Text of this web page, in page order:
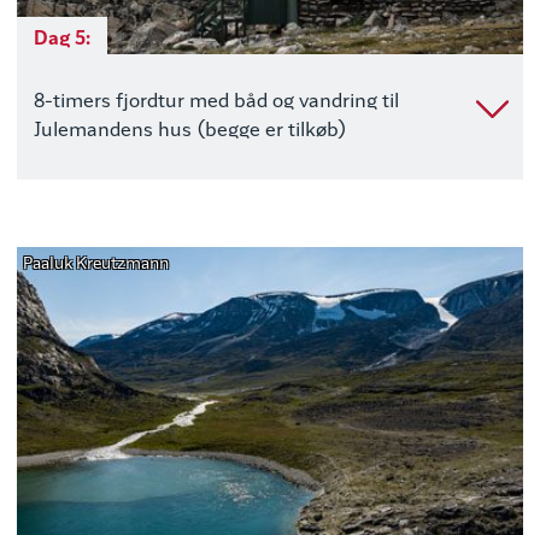
Dag 5:
8-timers fjordtur med båd og vandring til
Julemandens hus (begge er tilkøb)
Paaluk Kreutzmann